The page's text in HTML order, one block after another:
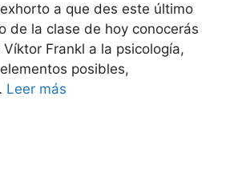
a que des este último
de la clase de hoy conocerás
Frankl a la psicología,
posibles,
Leer más